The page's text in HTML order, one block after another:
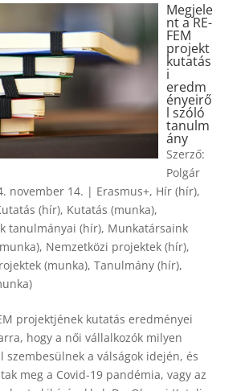
Megjele
nt a RE-
FEM
projekt
kutatás
i
eredm
ényeirő
l szóló
tanulm
ány
Szerző:
Polgár
november 14. | Erasmus+, Hír (hír),
(hír), Kutatás (munka),
tanulmányai (hír), Munkatársaink
, Nemzetközi projektek (hír),
(munka), Tanulmány (hír),
projektjének kutatás eredményei
hogy a női vállalkozók milyen
szembesülnek a válságok idején, és
meg a Covid-19 pandémia, vagy az